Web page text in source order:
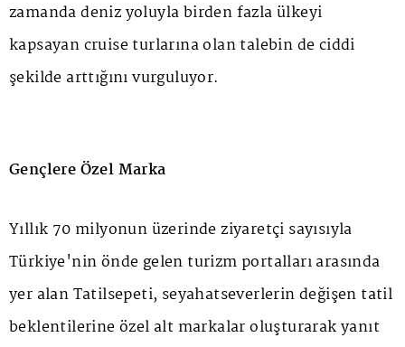
zamanda deniz yoluyla birden fazla ülkeyi
kapsayan cruise turlarına olan talebin de ciddi
şekilde arttığını vurguluyor.
Gençlere Özel Marka
Yıllık 70 milyonun üzerinde ziyaretçi sayısıyla
Türkiye'nin önde gelen turizm portalları arasında
yer alan Tatilsepeti, seyahatseverlerin değişen tatil
beklentilerine özel alt markalar oluşturarak yanıt